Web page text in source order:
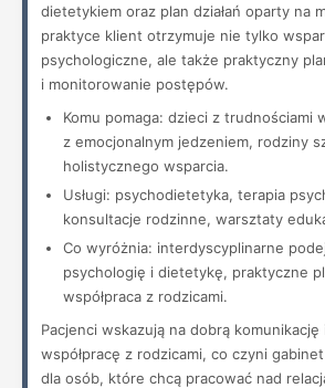
dietetykiem oraz plan działań oparty na
praktyce klient otrzymuje nie tylko
psychologiczne, ale także praktyczny
i monitorowanie postępów.
Komu pomaga: dzieci z trudnościami
z emocjonalnym jedzeniem, rodziny
holistycznego wsparcia.
Usługi: psychodietetyka, terapia
konsultacje rodzinne, warsztaty
Co wyróżnia: interdyscyplinarne
psychologię i dietetykę, praktyczne
współpraca z rodzicami.
Pacjenci wskazują na dobrą
współpracę z rodzicami, co czyni
dla osób, które chcą pracować nad